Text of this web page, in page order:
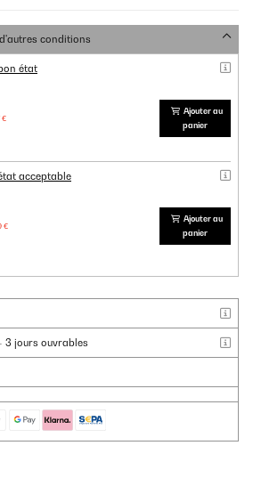
conditions
état
€
Ajouter au
panier
acceptable
€
Ajouter au
panier
3 jours ouvrables